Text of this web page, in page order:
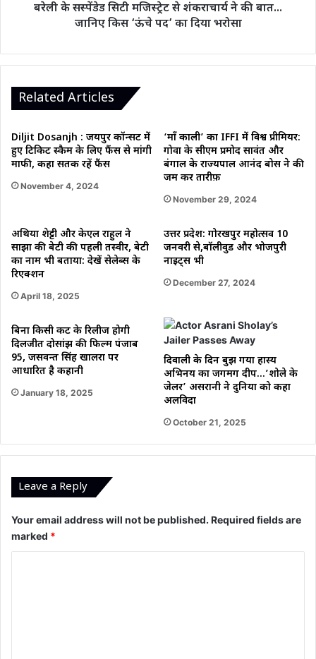
दिया
भरोसा
बरेली के सस्पेंडेड सिटी मजिस्ट्रेट से शंकराचार्य ने की बात...
जानिए किस ‘ऊंचे पद’ का दिया भरोसा
Related Articles
Diljit Dosanjh : जयपुर कॉन्सर्ट में
हुए टिकिट स्कैम के लिए फैंस से मांगी
माफी, कहा सतर्क रहें फैंस
November 4, 2024
‘माँ काली’ का IFFI में विश्व प्रीमियर:
गोवा के सीएम प्रमोद सावंत और
बंगाल के राज्यपाल आनंद बोस ने की
जम कर तारीफ़
November 29, 2024
अथिया शेट्टी और केएल राहुल ने
साझा की बेटी की पहली तस्वीर, बेटी
का नाम भी बताया: देखें सेलेब्स के
रिएक्शन
April 18, 2025
उत्तर प्रदेश: गोरखपुर महोत्सव 10
जनवरी से,बॉलीवुड और भोजपुरी
नाइट्स भी
December 27, 2024
बिना किसी कट के रिलीज होगी
दिलजीत दोसांझ की फिल्म पंजाब
95, जसवन्त सिंह खालरा पर
आधारित है कहानी
January 18, 2025
दिवाली के दिन बुझ गया हास्य
अभिनय का जगमग दीप…’शोले के
जेलर’ असरानी ने दुनिया को कहा
अलविदा
October 21, 2025
Leave a Reply
Your email address will not be published. Required fields are
marked *